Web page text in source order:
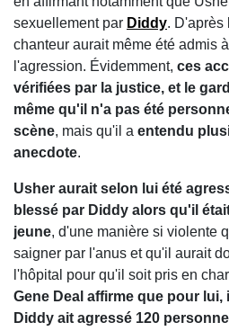
sexuellement par Diddy. D'après
chanteur aurait même été admis
l'agression. Évidemment, ces
vérifiées par la justice, et le
même qu'il n'a pas été
scène, mais qu'il a entendu
anecdote.
Usher aurait selon lui été
blessé par Diddy alors qu'il
jeune, d'une manière si violente
saigner par l'anus et qu'il aurait
l'hôpital pour qu'il soit pris en
Gene Deal affirme que pour
Diddy ait agressé 120